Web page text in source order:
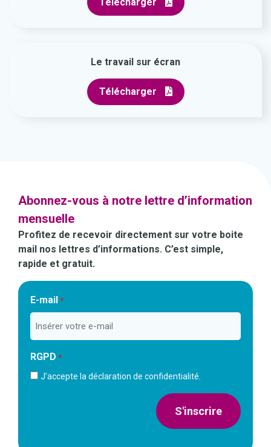
Le travail sur écran
Télécharger
Abonnez-vous à notre lettre d’information
mensuelle
Profitez de recevoir directement sur votre boite
mail nos lettres d’informations. C’est simple,
rapide et gratuit.
E-mail *
RGPD *
J’accepte la déclaration de confidentialité.
S'inscrire